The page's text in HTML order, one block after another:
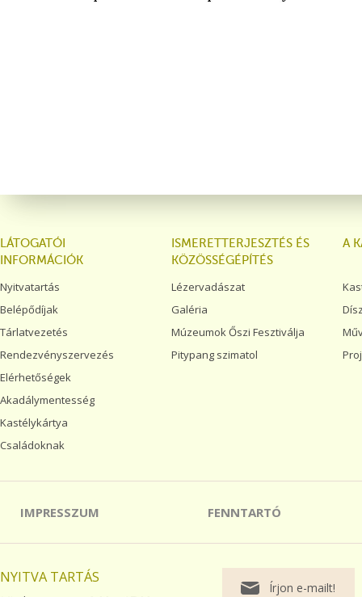
LÁTOGATÓI
INFORMÁCIÓK
Nyitvatartás
Belépődíjak
Tárlatvezetés
Rendezvényszervezés
Elérhetőségek
Akadálymentesség
Kastélykártya
Családoknak
ISMERETTERJESZTÉS ÉS
KÖZÖSSÉGÉPÍTÉS
Lézervadászat
Galéria
Múzeumok Őszi Fesztiválja
Pitypang szimatol
A
IMPRESSZUM FENNTARTÓ
NYITVA TARTÁS
Írjon e-mailt!